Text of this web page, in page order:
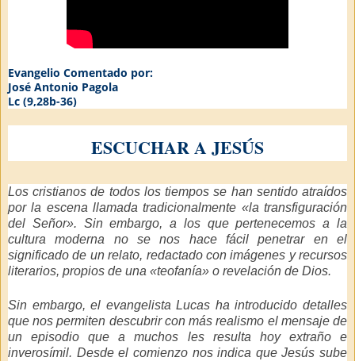
Evangelio Comentado por:
José Antonio Pagola
Lc (9,28b-36)
ESCUCHAR A JESÚS
Los cristianos de todos los tiempos se han sentido atraídos
por la escena llamada tradicionalmente «la transfiguración
del Señor». Sin embargo, a los que pertenecemos a la
cultura moderna no se nos hace fácil penetrar en el
significado de un relato, redactado con imágenes y recursos
literarios, propios de una «teofanía» o revelación de Dios.
Sin embargo, el evangelista Lucas ha introducido detalles
que nos permiten descubrir con más realismo el mensaje de
un episodio que a muchos les resulta hoy extraño e
inverosímil. Desde el comienzo nos indica que Jesús sube